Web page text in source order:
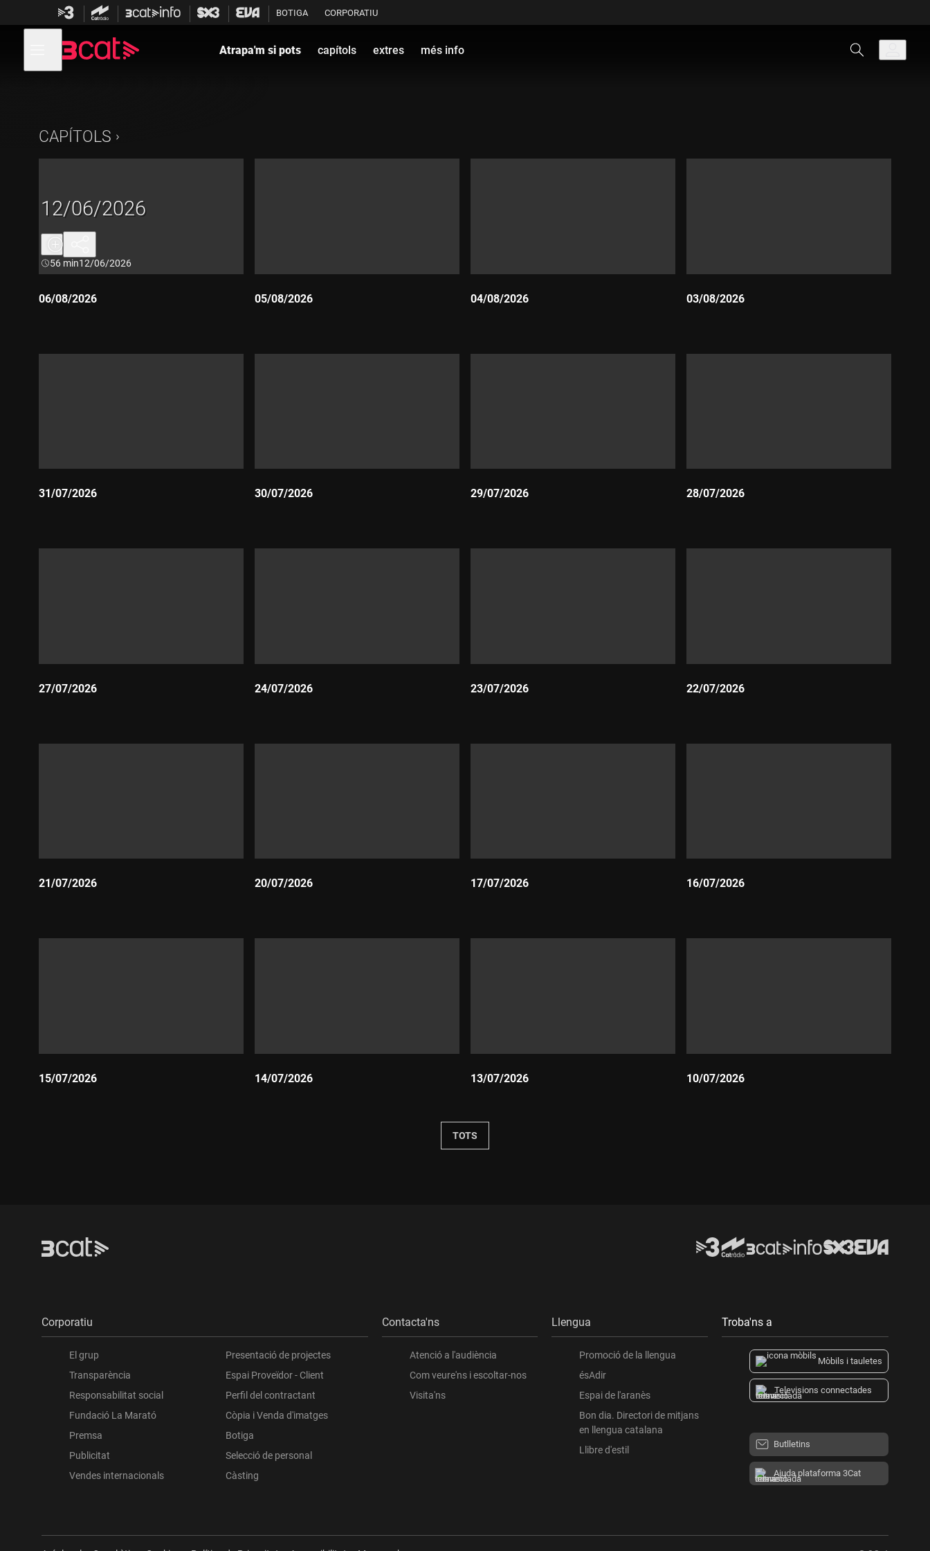
contingut
BOTIGA CORPORATIU
menú
de
Atrapa'm si pots capítols extres més info
12/06/2026
Durada:
56 min12/06/2026
CAPÍTOLS
06/08/2026 05/08/2026 04/08/2026 03/08/2026
31/07/2026 30/07/2026 29/07/2026 28/07/2026
27/07/2026 24/07/2026 23/07/2026 22/07/2026
21/07/2026 20/07/2026 17/07/2026 16/07/2026
15/07/2026 14/07/2026 13/07/2026 10/07/2026
TOTS
Corporatiu
El grup
Transparència
Responsabilitat social
Fundació La Marató
Premsa
Publicitat
Vendes internacionals
Presentació de projectes
Espai Proveïdor - Client
Perfil del contractant
Còpia i Venda d'imatges
Botiga
Selecció de personal
Càsting
Contacta'ns
Atenció a l'audiència
Com veure'ns i escoltar-nos
Visita'ns
Llengua
Promoció de la llengua
ésAdir
Espai de l'aranès
Bon dia. Directori de mitjans
en llengua catalana
Llibre d'estil
Troba'ns a
Mòbils i tauletes
Televisions connectades
Butlletins
Ajuda plataforma 3Cat